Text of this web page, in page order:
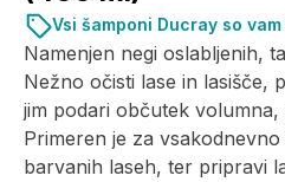
Namenjen negi oslabljenih,
Nežno očisti lase in lasišče,
jim podari občutek
Primeren je za
barvanih laseh, ter pripravi
Vsi šamponi Ducray so